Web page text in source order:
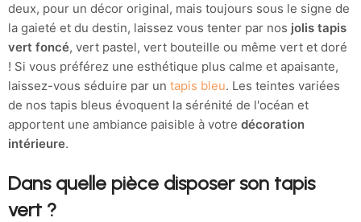
deux, pour un décor original, mais toujours sous le signe de
la gaieté et du destin, laissez vous tenter par nos jolis tapis
vert foncé, vert pastel, vert bouteille ou même vert et doré
! Si vous préférez une esthétique plus calme et apaisante,
laissez-vous séduire par un tapis bleu. Les teintes variées
de nos tapis bleus évoquent la sérénité de l'océan et
apportent une ambiance paisible à votre décoration
intérieure.
Dans quelle pièce disposer son tapis
vert ?